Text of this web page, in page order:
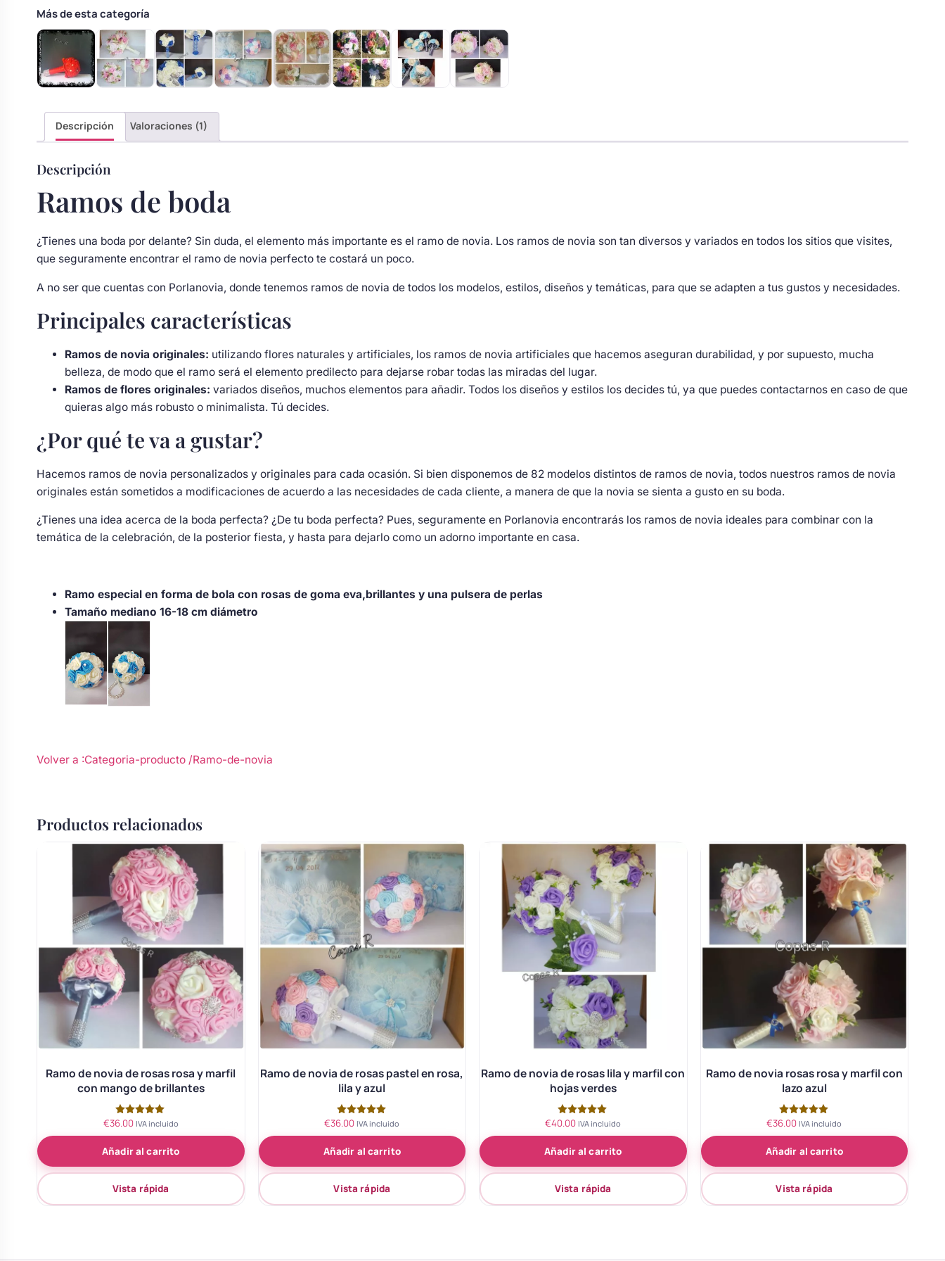
para arras
alianzas
porta alianzas
de boda
bebé boda
floral coche
Perchas de comunión
personalizadas
Rasca y Gana para Comunión:
Sorpresas y Diversión
Detalles de comunión para invitados
Ver todo
Neceseres personalizados
Otros regalos
Ver todo
Más de esta categoría
Descripción Valoraciones (1)
Descripción
Ramos de boda
¿Tienes una boda por delante? Sin duda, el elemento más importante es el ramo de novia. Los ramos de novia son tan diversos y variados en todos los sitios que visites,
que seguramente encontrar el ramo de novia perfecto te costará un poco.
A no ser que cuentas con Porlanovia, donde tenemos ramos de novia de todos los modelos, estilos, diseños y temáticas, para que se adapten a tus gustos y necesidades.
Principales características
Ramos de novia originales: utilizando flores naturales y artificiales, los ramos de novia artificiales que hacemos aseguran durabilidad, y por supuesto, mucha
belleza, de modo que el ramo será el elemento predilecto para dejarse robar todas las miradas del lugar.
Ramos de flores originales: variados diseños, muchos elementos para añadir. Todos los diseños y estilos los decides tú, ya que puedes contactarnos en caso de que
quieras algo más robusto o minimalista. Tú decides.
¿Por qué te va a gustar?
Hacemos ramos de novia personalizados y originales para cada ocasión. Si bien disponemos de 82 modelos distintos de ramos de novia, todos nuestros ramos de novia
originales están sometidos a modificaciones de acuerdo a las necesidades de cada cliente, a manera de que la novia se sienta a gusto en su boda.
¿Tienes una idea acerca de la boda perfecta? ¿De tu boda perfecta? Pues, seguramente en Porlanovia encontrarás los ramos de novia ideales para combinar con la
temática de la celebración, de la posterior fiesta, y hasta para dejarlo como un adorno importante en casa.
Ramo especial en forma de bola con rosas de goma eva,brillantes y una pulsera de perlas
Tamaño mediano 16-18 cm diámetro
Volver a :Categoria-producto /Ramo-de-novia
Productos relacionados
Ramo de novia de rosas rosa y marfil
con mango de brillantes
Valorado
de 5
€36.00 IVA incluido
Añadir al carrito
Vista rápida
Ramo de novia de rosas pastel en rosa,
lila y azul
Valorado
de 5
€36.00 IVA incluido
Añadir al carrito
Vista rápida
Ramo de novia de rosas lila y marfil con
hojas verdes
Valorado
de 5
€40.00 IVA incluido
Añadir al carrito
Vista rápida
Ramo de novia rosas rosa y marfil con
lazo azul
Valorado
de 5
€36.00 IVA incluido
Añadir al carrito
Vista rápida